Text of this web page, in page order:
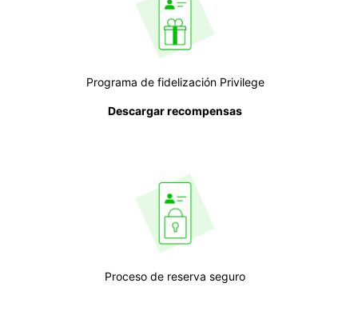
Programa de fidelización Privilege
Descargar recompensas
Proceso de reserva seguro